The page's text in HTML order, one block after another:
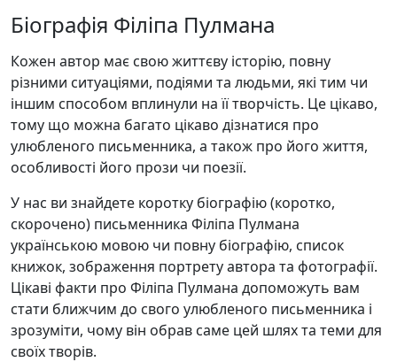
Біографія Філіпа Пулмана
Кожен автор має свою життєву історію, повну
різними ситуаціями, подіями та людьми, які тим чи
іншим способом вплинули на її творчість. Це цікаво,
тому що можна багато цікаво дізнатися про
улюбленого письменника, а також про його життя,
особливості його прози чи поезії.
У нас ви знайдете коротку біографію (коротко,
скорочено) письменника Філіпа Пулмана
українською мовою чи повну біографію, список
книжок, зображення портрету автора та фотографії.
Цікаві факти про Філіпа Пулмана допоможуть вам
стати ближчим до свого улюбленого письменника і
зрозуміти, чому він обрав саме цей шлях та теми для
своїх творів.